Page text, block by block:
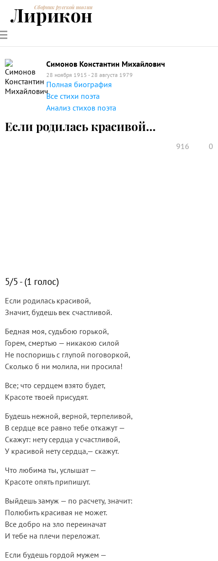
РУССКИЕ
ПОЭТЫ
СОВРЕМЕННИКИЭНЦИКЛОПЕДИЯ
ПОЭЗИИ
Сборник русской поэзии
Лирикон
Симонов Константин Михайлович
28 ноября 1915 - 28 августа 1979
Полная биография
Все стихи поэта
Анализ стихов поэта
Если родилась красивой…
916 0
5/5 - (1 голос)
Если родилась красивой,
Значит, будешь век счастливой.
Бедная моя, судьбою горькой,
Горем, смертью — никакою силой
Не поспоришь с глупой поговоркой,
Сколько б ни молила, ни просила!
Все; что сердцем взято будет,
Красоте твоей присудят.
Будешь нежной, верной, терпеливой,
В сердце все равно тебе откажут —
Скажут: нету сердца у счастливой,
У красивой нету сердца,— скажут.
Что любима ты, услышат —
Красоте опять припишут.
Выйдешь замуж — по расчету, значит:
Полюбить красивая не может.
Все добро на зло переиначат
И тебе на плечи переложат.
Если будешь гордой мужем —